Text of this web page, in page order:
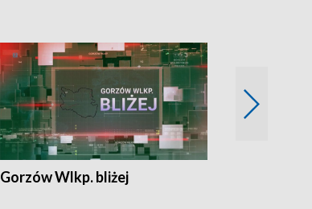
Gorzów Wlkp. bliżej